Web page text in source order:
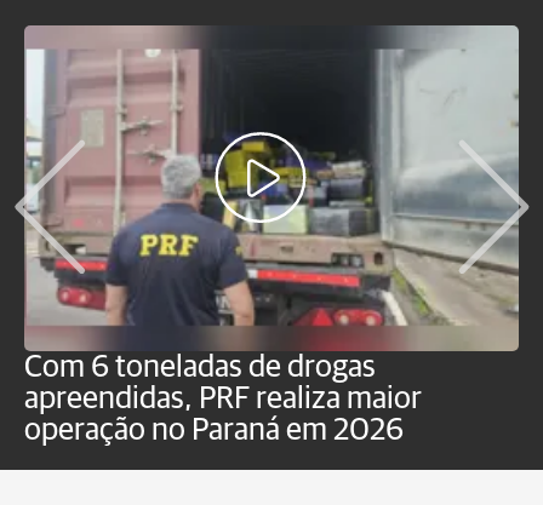
Com 6 toneladas de drogas
apreendidas, PRF realiza maior
operação no Paraná em 2026